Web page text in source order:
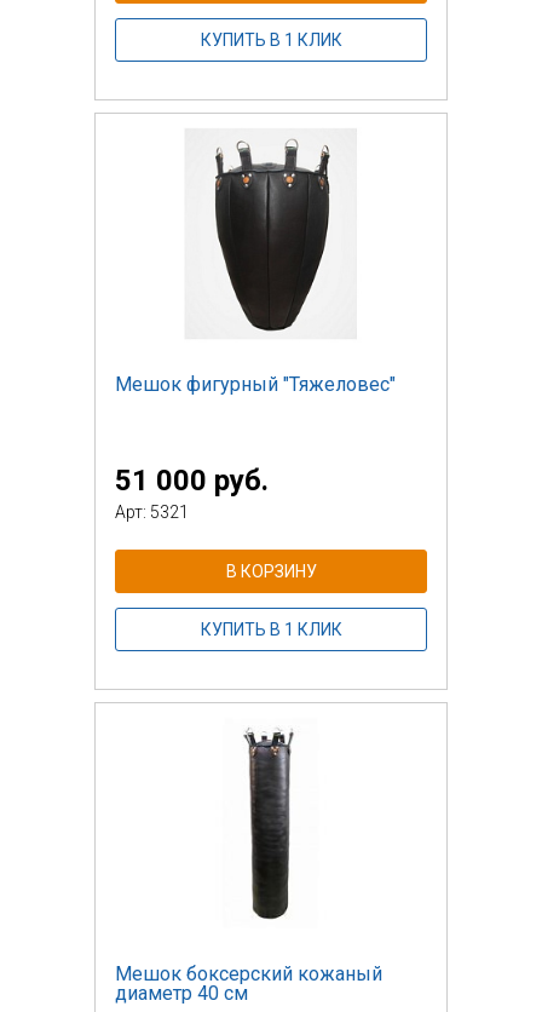
КУПИТЬ В 1 КЛИК
Мешок фигурный "Тяжеловес"
51 000 руб.
Арт: 5321
В КОРЗИНУ
КУПИТЬ В 1 КЛИК
Мешок боксерский кожаный
диаметр 40 см